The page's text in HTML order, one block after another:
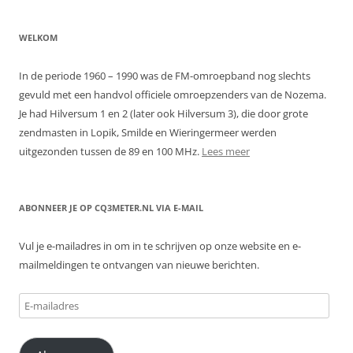
WELKOM
In de periode 1960 – 1990 was de FM-omroepband nog slechts
gevuld met een handvol officiele omroepzenders van de Nozema.
Je had Hilversum 1 en 2 (later ook Hilversum 3), die door grote
zendmasten in Lopik, Smilde en Wieringermeer werden
uitgezonden tussen de 89 en 100 MHz. Lees meer
ABONNEER JE OP CQ3METER.NL VIA E-MAIL
Vul je e-mailadres in om in te schrijven op onze website en e-
mailmeldingen te ontvangen van nieuwe berichten.
E-
mailadres